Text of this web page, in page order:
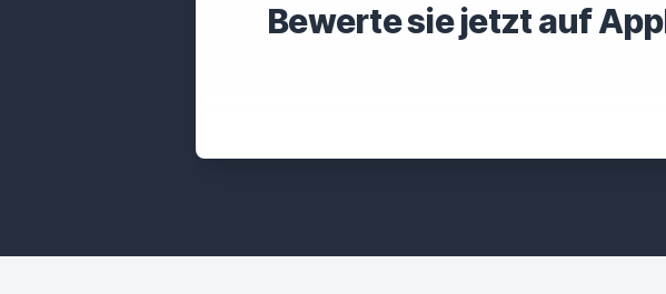
Bewerte sie jetzt auf